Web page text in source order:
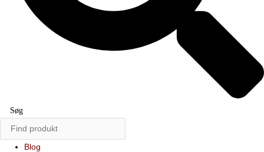
Søg
Blog